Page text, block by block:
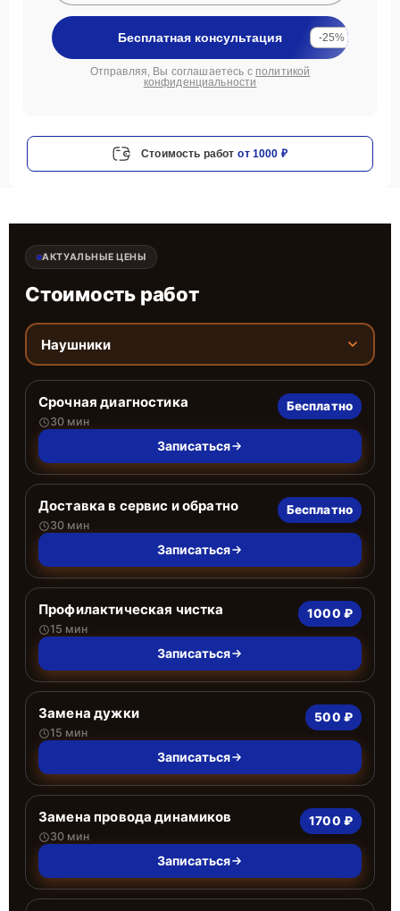
Бесплатная консультация -25%
Отправляя, Вы соглашаетесь с политикой
конфиденциальности
Стоимость работ от 1000 ₽
АКТУАЛЬНЫЕ ЦЕНЫ
Стоимость работ
Наушники
Срочная диагностика
30 мин
Бесплатно
Записаться
Доставка в сервис и обратно
30 мин
Бесплатно
Записаться
Профилактическая чистка
15 мин
1000 ₽
Записаться
Замена дужки
15 мин
500 ₽
Записаться
Замена провода динамиков
30 мин
1700 ₽
Записаться